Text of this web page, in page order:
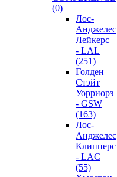
(0)
Лос-
Анджелес
Лейкерс
- LAL
(251)
Голден
Стэйт
Уорриорз
- GSW
(163)
Лос-
Анджелес
Клипперс
- LAC
(55)